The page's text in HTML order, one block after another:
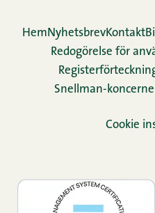
HemNyhetsbrevKontakt
Redogörelse för
Snellman-
Cookie